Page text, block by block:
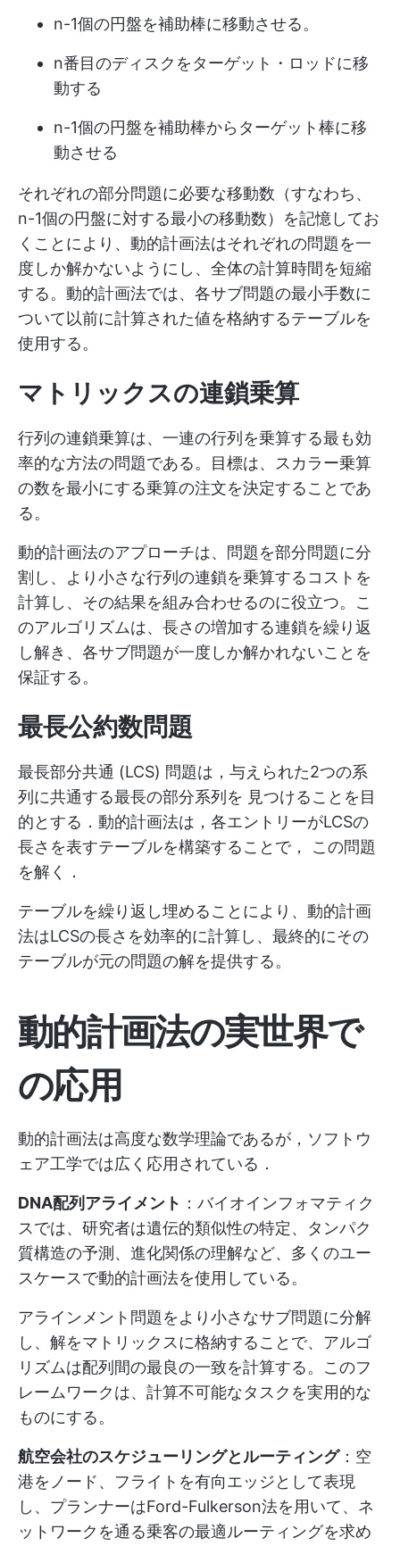
n-1個の円盤を補助棒に移動させる。
n番目のディスクをターゲット・ロッドに移
動する
n-1個の円盤を補助棒からターゲット棒に移
動させる
それぞれの部分問題に必要な移動数（すなわち、
n-1個の円盤に対する最小の移動数）を記憶してお
くことにより、動的計画法はそれぞれの問題を一
度しか解かないようにし、全体の計算時間を短縮
する。動的計画法では、各サブ問題の最小手数に
ついて以前に計算された値を格納するテーブルを
使用する。
マトリックスの連鎖乗算
行列の連鎖乗算は、一連の行列を乗算する最も効
率的な方法の問題である。目標は、スカラー乗算
の数を最小にする乗算の注文を決定することであ
る。
動的計画法のアプローチは、問題を部分問題に分
割し、より小さな行列の連鎖を乗算するコストを
計算し、その結果を組み合わせるのに役立つ。こ
のアルゴリズムは、長さの増加する連鎖を繰り返
し解き、各サブ問題が一度しか解かれないことを
保証する。
最長公約数問題
最長部分共通 (LCS) 問題は，与えられた2つの系
列に共通する最長の部分系列を 見つけることを目
的とする．動的計画法は，各エントリーがLCSの
長さを表すテーブルを構築することで， この問題
を解く．
テーブルを繰り返し埋めることにより、動的計画
法はLCSの長さを効率的に計算し、最終的にその
テーブルが元の問題の解を提供する。
動的計画法の実世界で
の応用
動的計画法は高度な数学理論であるが，ソフトウ
ェア工学では広く応用されている．
DNA配列アライメント ：バイオインフォマティク
スでは、研究者は遺伝的類似性の特定、タンパク
質構造の予測、進化関係の理解など、多くのユー
スケースで動的計画法を使用している。
アラインメント問題をより小さなサブ問題に分解
し、解をマトリックスに格納することで、アルゴ
リズムは配列間の最良の一致を計算する。このフ
レームワークは、計算不可能なタスクを実用的な
ものにする。
航空会社のスケジューリングとルーティング：空
港をノード、フライトを有向エッジとして表現
し、プランナーはFord-Fulkerson法を用いて、ネ
ットワークを通る乗客の最適ルーティングを求め